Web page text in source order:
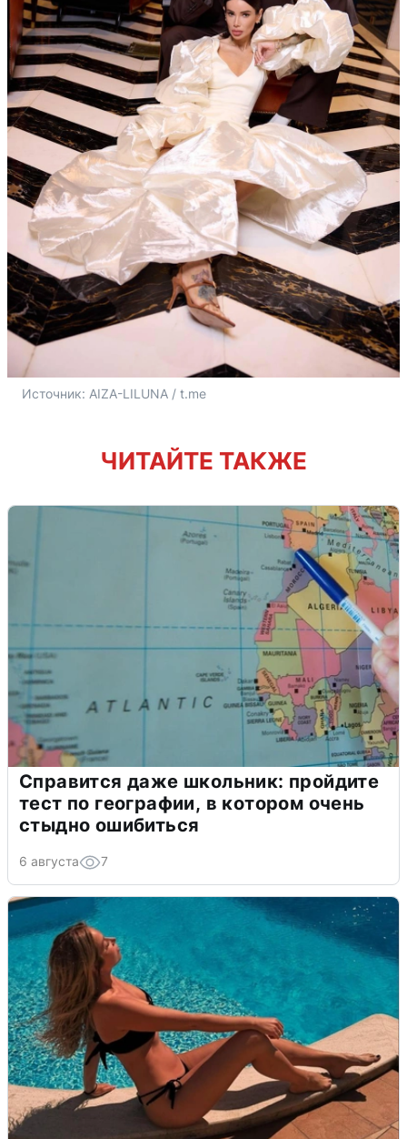
Источник: AIZA-LILUNA / t.me
ЧИТАЙТЕ ТАКЖЕ
Справится даже школьник: пройдите
тест по географии, в котором очень
стыдно ошибиться
6 августа 7